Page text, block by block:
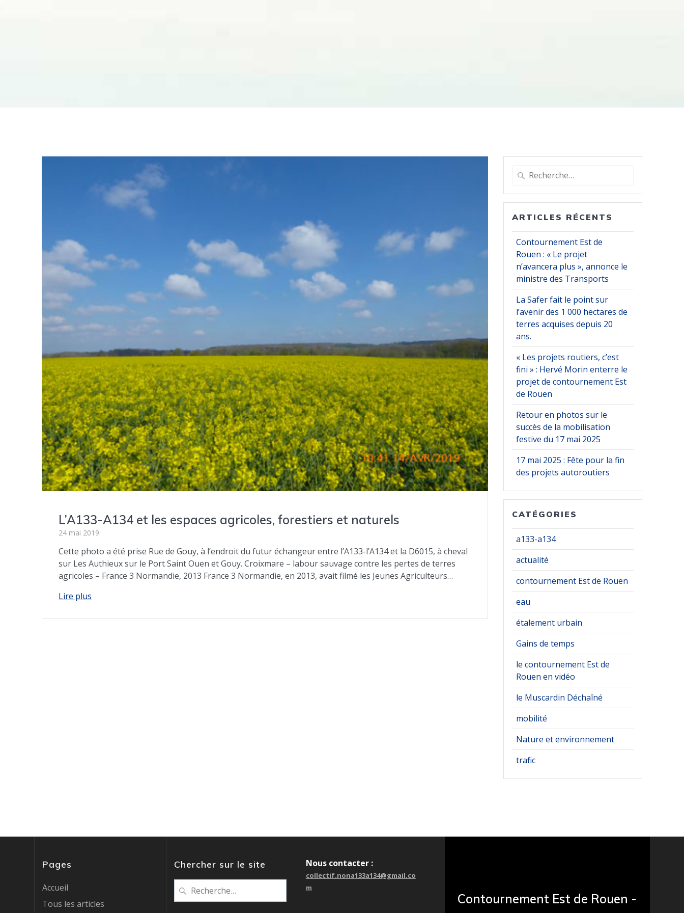
L’A133-A134 et les espaces agricoles, forestiers et naturels
24 mai 2019
Cette photo a été prise Rue de Gouy, à l’endroit du futur échangeur entre l’A133-l’A134 et la D6015, à cheval
sur Les Authieux sur le Port Saint Ouen et Gouy. Croixmare – labour sauvage contre les pertes de terres
agricoles – France 3 Normandie, 2013 France 3 Normandie, en 2013, avait filmé les Jeunes Agriculteurs…
Recherche
:
ARTICLES RÉCENTS
Contournement Est de
Rouen : « Le projet
n’avancera plus », annonce le
ministre des Transports
La Safer fait le point sur
l’avenir des 1 000 hectares de
terres acquises depuis 20
ans.
« Les projets routiers, c’est
fini » : Hervé Morin enterre le
projet de contournement Est
de Rouen
Retour en photos sur le
succès de la mobilisation
festive du 17 mai 2025
17 mai 2025 : Fête pour la fin
des projets autoroutiers
CATÉGORIES
a133-a134
actualité
contournement Est de Rouen
eau
étalement urbain
Gains de temps
le contournement Est de
Rouen en vidéo
le Muscardin Déchaîné
mobilité
Nature et environnement
trafic
Pages
Accueil
Tous les articles
Chercher sur le site
Recherche
pour
Nous contacter :
collectif.nona133a134@gmail.co
m
Contournement Est de Rouen -